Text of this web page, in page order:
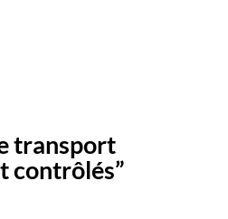
transport
contrôlés”